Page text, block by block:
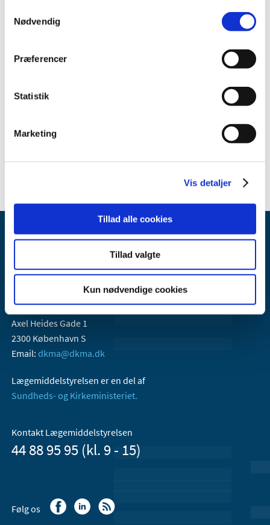
Nødvendig
Præferencer
Statistik
Marketing
Vis detaljer
Tillad alle cookies
Tillad valgte
Kun nødvendige cookies
2023 (7)
2021 (15)
2019 (12)
2016 (19)
Lægemiddelstyrelsen
Axel Heides Gade 1
2300 København S
Email: dkma@dkma.dk
Lægemiddelstyrelsen er en del af
Sundheds- og Kirkeministeriet.
Kontakt Lægemiddelstyrelsen
44 88 95 95 (kl. 9 - 15)
Følg os